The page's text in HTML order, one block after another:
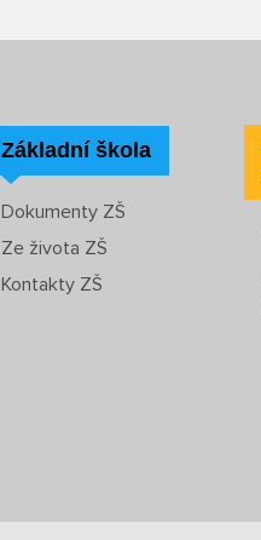
Základní škola
Dokumenty ZŠ
Ze života ZŠ
Kontakty ZŠ